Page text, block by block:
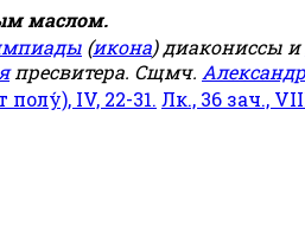
маслом.
(икона) диакониссы и
пресвитера. Сщмч.
полу́), IV, 22-31. Лк., 36 зач.,